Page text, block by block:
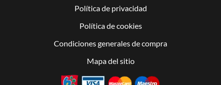
Política de privacidad
Política de cookies
Condiciones generales de compra
Mapa del sitio